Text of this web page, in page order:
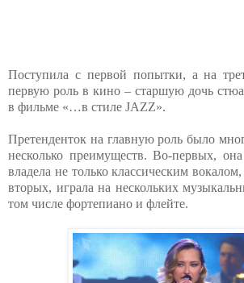
Поступила с первой попытки, а на
первую роль в кино – старшую дочь
в фильме «…в стиле JAZZ».
Претенденток на главную роль было
несколько преимуществ. Во-первых,
владела не только классическим
вторых, играла на нескольких
том числе фортепиано и флейте.